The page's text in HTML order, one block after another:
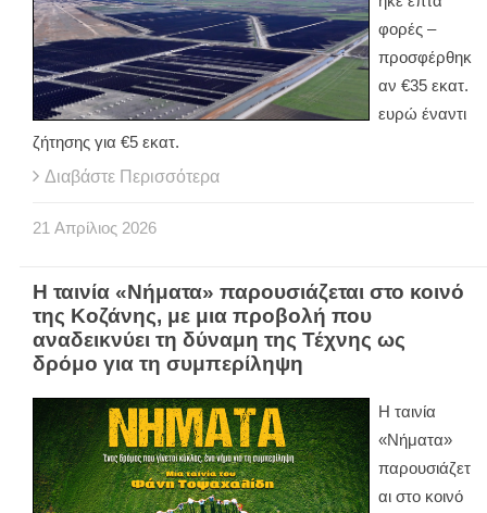
φορές –
προσφέρθηκ
αν €35 εκατ.
ευρώ έναντι
ζήτησης για €5 εκατ.
Διαβάστε Περισσότερα
21 Απρίλιος 2026
Η ταινία «Νήματα» παρουσιάζεται στο κοινό
της Κοζάνης, με μια προβολή που
αναδεικνύει τη δύναμη της Τέχνης ως
δρόμο για τη συμπερίληψη
Η ταινία
«Νήματα»
παρουσιάζετ
αι στο κοινό